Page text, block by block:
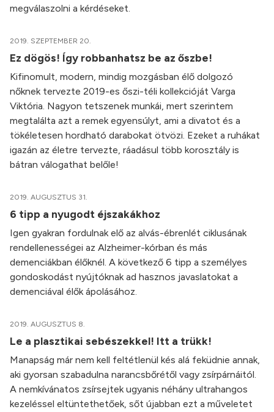
megválaszolni a kérdéseket.
2019. SZEPTEMBER 20.
Ez dögös! Így robbanhatsz be az őszbe!
Kifinomult, modern, mindig mozgásban élő dolgozó
nőknek tervezte 2019-es őszi-téli kollekcióját Varga
Viktória. Nagyon tetszenek munkái, mert szerintem
megtalálta azt a remek egyensúlyt, ami a divatot és a
tökéletesen hordható darabokat ötvözi. Ezeket a ruhákat
igazán az életre tervezte, ráadásul több korosztály is
bátran válogathat belőle!
2019. AUGUSZTUS 31.
6 tipp a nyugodt éjszakákhoz
Igen gyakran fordulnak elő az alvás-ébrenlét ciklusának
rendellenességei az Alzheimer-kórban és más
demenciákban élőknél. A következő 6 tipp a személyes
gondoskodást nyújtóknak ad hasznos javaslatokat a
demenciával élők ápolásához.
2019. AUGUSZTUS 8.
Le a plasztikai sebészekkel! Itt a trükk!
Manapság már nem kell feltétlenül kés alá feküdnie annak,
aki gyorsan szabadulna narancsbőrétől vagy zsírpárnáitól.
A nemkívánatos zsírsejtek ugyanis néhány ultrahangos
kezeléssel eltüntethetőek, sőt újabban ezt a műveletet